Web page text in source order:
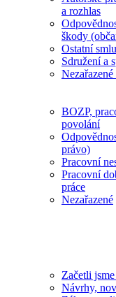
a rozhlas
škody
Ostatní
Sdružení a
BOZP,
povolání
právo)
Pracovní
Pracovní
práce
Nezařazené
Začetli
Návrhy,